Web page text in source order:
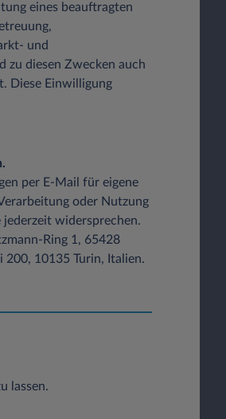
eines beauftragten
und
zu diesen Zwecken auch
Diese Einwilligung
per E-Mail für eigene
oder Nutzung
widersprechen.
Ring 1, 65428
200, 10135 Turin, Italien.
lassen.